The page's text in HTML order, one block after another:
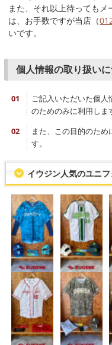
また、それ以上待っても
は、お手数ですが当店（
いです。
個人情報の取り扱い
ご記入いただいた個
のためのみに利用しま
また、この目的のた
す。
イウジン人気のユニ